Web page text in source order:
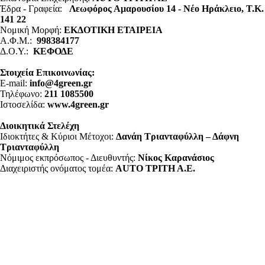
Έδρα - Γραφεία: Λεωφόρος Αμαρουσίου 14 - Νέο Ηράκλειο, Τ.Κ.
141 22
Νομική Μορφή: ΕΚΔΟΤΙΚΗ ΕΤΑΙΡΕΙΑ
Α.Φ.Μ.: 998384177
Δ.Ο.Υ.: ΚΕΦΟΔΕ
Στοιχεία Επικοινωνίας:
E-mail: info@4green.gr
Τηλέφωνο: 211 1085500
Ιστοσελίδα: www.4green.gr
Διοικητικά Στελέχη
Ιδιοκτήτες & Κύριοι Μέτοχοι: Δανάη Τριανταφύλλη – Δάφνη
Τριανταφύλλη
Νόμιμος εκπρόσωπος - Διευθυντής: Νίκος Καρανάσιος
Διαχειριστής ονόματος τομέα: ΑUTO ΤΡΙΤΗ Α.Ε.